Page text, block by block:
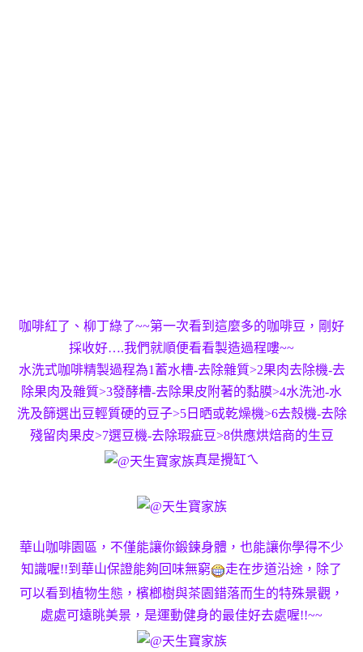
咖啡紅了、柳丁綠了~~第一次看到這麼多的咖啡豆，剛好
採收好….我們就順便看看製造過程嘍~~
水洗式咖啡精製過程為1蓄水槽-去除雜質>2果肉去除機-去
除果肉及雜質>3發酵槽-去除果皮附著的黏膜>4水洗池-水
洗及篩選出豆輕質硬的豆子>5日晒或乾燥機>6去殼機-去除
殘留肉果皮>7選豆機-去除瑕疵豆>8供應烘焙商的生豆
真是攪缸ㄟ
華山咖啡園區，不僅能讓你鍛鍊身體，也能讓你學得不少
知識喔!!到華山保證能夠回味無窮
走在步道沿途，除了
可以看到植物生態，檳榔樹與茶園錯落而生的特殊景觀，
處處可遠眺美景，是運動健身的最佳好去處喔!!~~